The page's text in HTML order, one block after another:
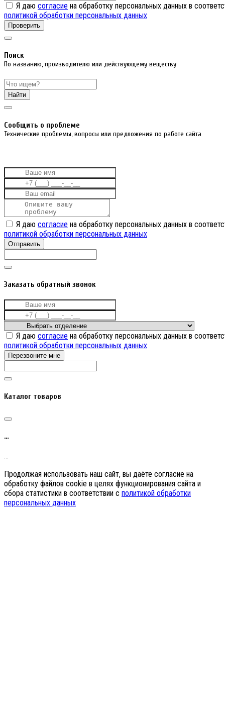
Я даю согласие на обработку персональных данных в
политикой обработки персональных данных
Проверить
Поиск
По названию, производителю или действующему веществу
Найти
Cообщить о проблеме
Технические проблемы, вопросы или предложения по работе сайта
Я даю согласие на обработку персональных данных в
политикой обработки персональных данных
Отправить
Заказать обратный звонок
Я даю согласие на обработку персональных данных в
политикой обработки персональных данных
Перезвоните мне
Каталог товаров
…
…
Продолжая использовать наш сайт, вы даёте согласие на
обработку файлов cookie в целях функционирования сайта и
сбора статистики в соответствии с политикой обработки
персональных данных